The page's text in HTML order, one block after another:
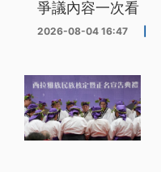
爭議內容一次看
2026-08-04 16:47